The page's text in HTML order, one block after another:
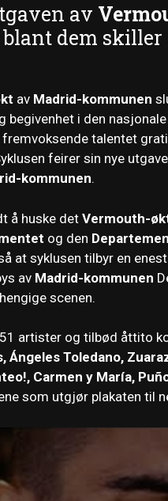
av
dem skiller
av Madrid-kommunen
begivenhet i den
talentet
feirer sin nye
kommunen.
å huske det Vermouth-
og den
at syklusen tilbyr en
av Madrid-kommunen
scenen.
artister og tilbød åttito
Ángeles Toledano,
Carmen y María,
som utgjør plakaten til